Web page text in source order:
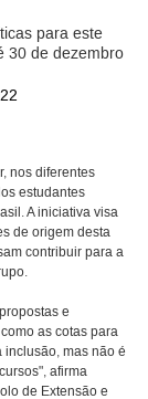
para este
30 de dezembro
nos diferentes
estudantes
A iniciativa visa
de origem desta
contribuir para a
e
as cotas para
mas não é
afirma
de Extensão e